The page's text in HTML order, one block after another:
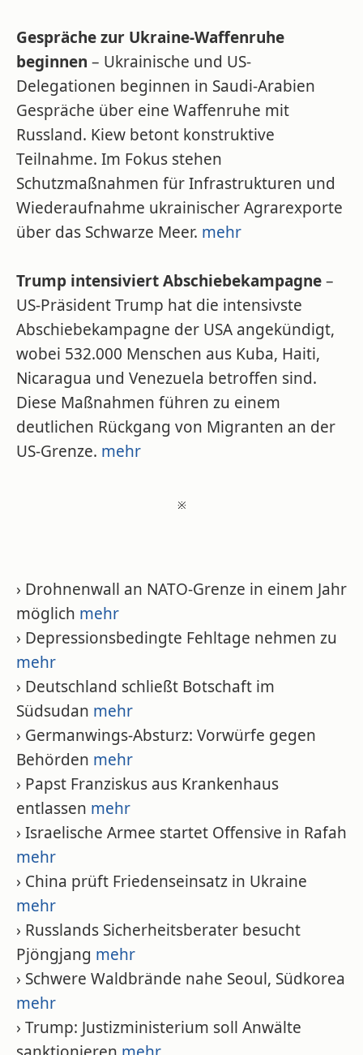
Gespräche zur Ukraine-Waffenruhe
beginnen – Ukrainische und US-
Delegationen beginnen in Saudi-Arabien
Gespräche über eine Waffenruhe mit
Russland. Kiew betont konstruktive
Teilnahme. Im Fokus stehen
Schutzmaßnahmen für Infrastrukturen und
Wiederaufnahme ukrainischer Agrarexporte
über das Schwarze Meer. mehr
Trump intensiviert Abschiebekampagne–
US-Präsident Trump hat die intensivste
Abschiebekampagne der USA angekündigt,
wobei 532.000 Menschen aus Kuba, Haiti,
Nicaragua und Venezuela betroffen sind.
Diese Maßnahmen führen zu einem
deutlichen Rückgang von Migranten an der
US-Grenze. mehr
※
› Drohnenwall an NATO-Grenze in einem Jahr
möglich mehr
› Depressionsbedingte Fehltage nehmen zu
mehr
› Deutschland schließt Botschaft im
Südsudan mehr
› Germanwings-Absturz: Vorwürfe gegen
Behörden mehr
› Papst Franziskus aus Krankenhaus
entlassen mehr
› Israelische Armee startet Offensive in Rafah
mehr
› China prüft Friedenseinsatz in Ukraine
mehr
› Russlands Sicherheitsberater besucht
Pjöngjang mehr
› Schwere Waldbrände nahe Seoul, Südkorea
mehr
› Trump: Justizministerium soll Anwälte